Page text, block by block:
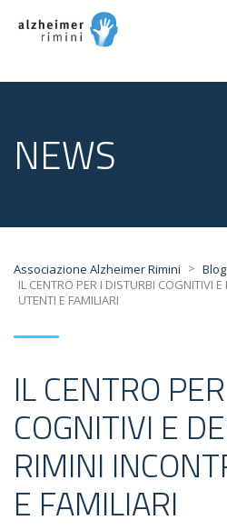
NEWS
Associazione Alzheimer Rimini > Blog
IL CENTRO PER I DISTURBI COGNITIVI
UTENTI E FAMILIARI
IL CENTRO
COGNITIVI E
RIMINI
E FAMILIARI